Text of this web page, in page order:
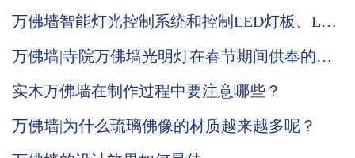
万佛墙智能灯光控制系统和控制LED灯板、LCD
万佛墙|寺院万佛墙光明灯在春节期间供奉的意
实木万佛墙在制作过程中要注意哪些？
万佛墙|为什么琉璃佛像的材质越来越多呢？